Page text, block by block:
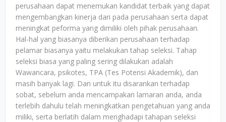
perusahaan dapat menemukan kandidat terbaik yang dapat
mengembangkan kinerja dari pada perusahaan serta dapat
meningkat peforma yang dimiliki oleh pihak perusahaan.
Hal-hal yang biasanya diberikan perusahaan terhadap
pelamar biasanya yaitu melakukan tahap seleksi. Tahap
seleksi biasa yang paling sering dilakukan adalah
Wawancara, psikotes, TPA (Tes Potensi Akademik), dan
masih banyak lagi. Dan untuk itu disarankan terhadap
sobat, sebelum anda mencampakan lamaran anda, anda
terlebih dahulu telah meningkatkan pengetahuan yang anda
miliki, serta berlatih dalam menghadapi tahapan seleksi